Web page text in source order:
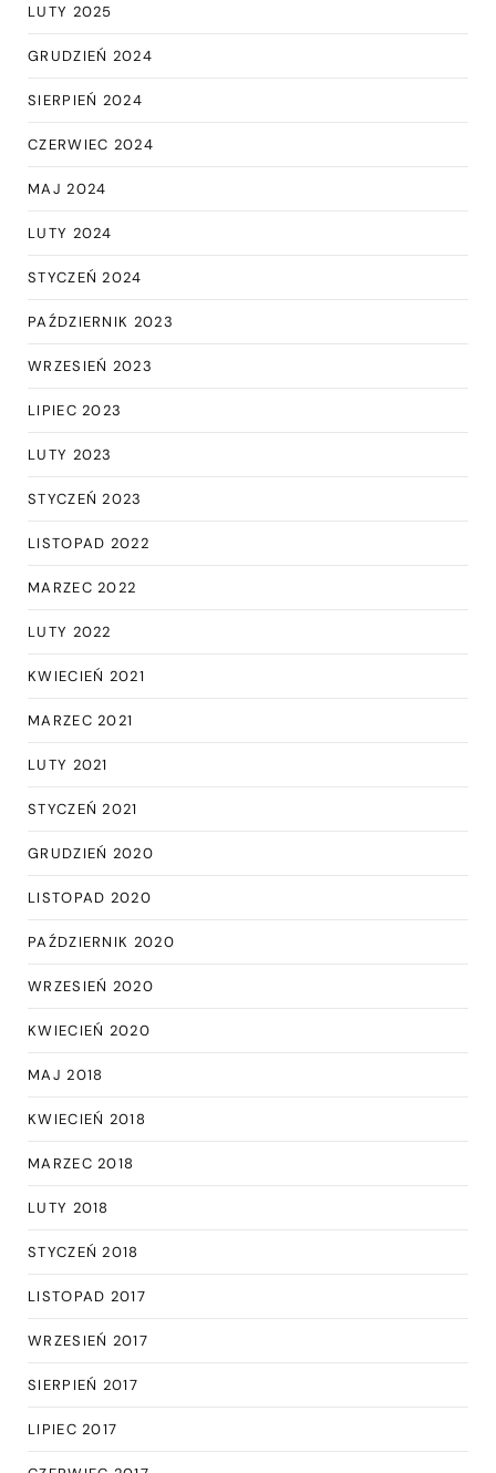
LUTY 2025
GRUDZIEŃ 2024
SIERPIEŃ 2024
CZERWIEC 2024
MAJ 2024
LUTY 2024
STYCZEŃ 2024
PAŹDZIERNIK 2023
WRZESIEŃ 2023
LIPIEC 2023
LUTY 2023
STYCZEŃ 2023
LISTOPAD 2022
MARZEC 2022
LUTY 2022
KWIECIEŃ 2021
MARZEC 2021
LUTY 2021
STYCZEŃ 2021
GRUDZIEŃ 2020
LISTOPAD 2020
PAŹDZIERNIK 2020
WRZESIEŃ 2020
KWIECIEŃ 2020
MAJ 2018
KWIECIEŃ 2018
MARZEC 2018
LUTY 2018
STYCZEŃ 2018
LISTOPAD 2017
WRZESIEŃ 2017
SIERPIEŃ 2017
LIPIEC 2017